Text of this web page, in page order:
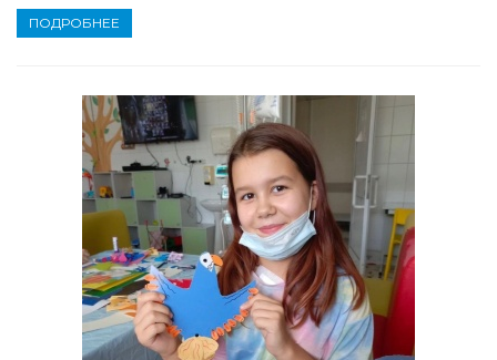
ПОДРОБНЕЕ